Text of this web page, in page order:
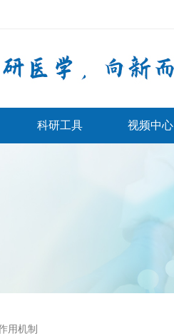
科研工具 视频中心
用机制